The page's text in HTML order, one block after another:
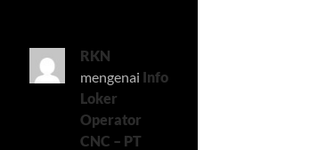
RKN
mengenai Info
Loker
Operator
CNC – PT